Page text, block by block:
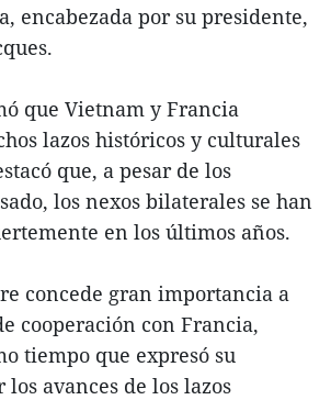
encabezada por su presidente,
que Vietnam y Francia
lazos históricos y culturales
que, a pesar de los
los nexos bilaterales se han
en los últimos años.
concede gran importancia a
cooperación con Francia,
tiempo que expresó su
avances de los lazos